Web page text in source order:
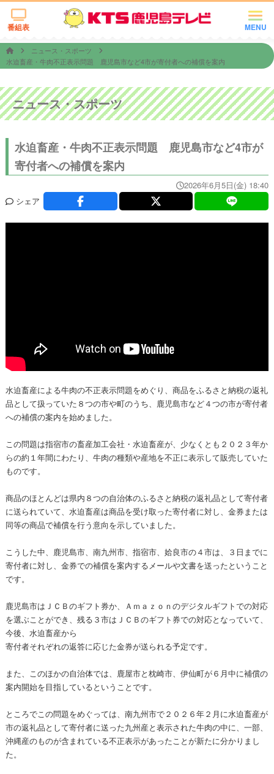
MENU
番組表
ニュース・スポーツ
水迫畜産・牛肉不正表示問題 鹿児島市など4市が寄付者への補償を案内
ニュース・スポーツ
水迫畜産・牛肉不正表示問題 鹿児島市など4市が
寄付者への補償を案内
2026年6月5日(金) 18:40
シェア
水迫畜産による牛肉の不正表示問題をめぐり、商品をふるさと納税の返礼
品として扱っていた８つの市や町のうち、鹿児島市など４つの市が寄付者
への補償の案内を始めました。
この問題は指宿市の畜産加工会社・水迫畜産が、少なくとも２０２３年か
らの約１年間にわたり、牛肉の種類や産地を不正に表示して販売していた
ものです。
商品のほとんどは県内８つの自治体のふるさと納税の返礼品として寄付者
に送られていて、水迫畜産は商品を受け取った寄付者に対し、金券または
同等の商品で補償を行う意向を示していました。
こうした中、鹿児島市、南九州市、指宿市、姶良市の４市は、３日までに
寄付者に対し、金券での補償を案内するメールや文書を送ったということ
です。
鹿児島市はＪＣＢのギフト券か、Ａｍａｚｏｎのデジタルギフトでの対応
を選ぶことができ、残る３市はＪＣＢのギフト券での対応となっていて、
今後、水迫畜産から
寄付者それぞれの返答に応じた金券が送られる予定です。
また、このほかの自治体では、鹿屋市と枕崎市、伊仙町が６月中に補償の
案内開始を目指しているということです。
ところでこの問題をめぐっては、南九州市で２０２６年２月に水迫畜産が
市の返礼品として寄付者に送った九州産と表示された牛肉の中に、一部、
沖縄産のものが含まれている不正表示があったことが新たに分かりまし
た。